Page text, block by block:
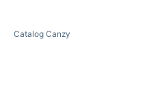
Catalog Canzy